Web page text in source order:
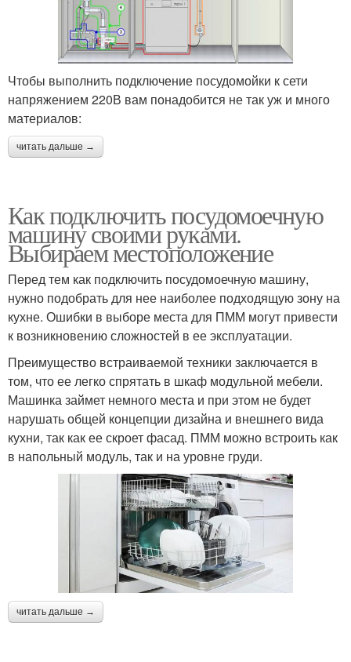
Чтобы выполнить подключение посудомойки к сети
напряжением 220В вам понадобится не так уж и много
материалов:
читать дальше →
Как подключить посудомоечную
машину своими руками.
Выбираем местоположение
Перед тем как подключить посудомоечную машину,
нужно подобрать для нее наиболее подходящую зону на
кухне. Ошибки в выборе места для ПММ могут привести
к возникновению сложностей в ее эксплуатации.
Преимущество встраиваемой техники заключается в
том, что ее легко спрятать в шкаф модульной мебели.
Машинка займет немного места и при этом не будет
нарушать общей концепции дизайна и внешнего вида
кухни, так как ее скроет фасад. ПММ можно встроить как
в напольный модуль, так и на уровне груди.
читать дальше →